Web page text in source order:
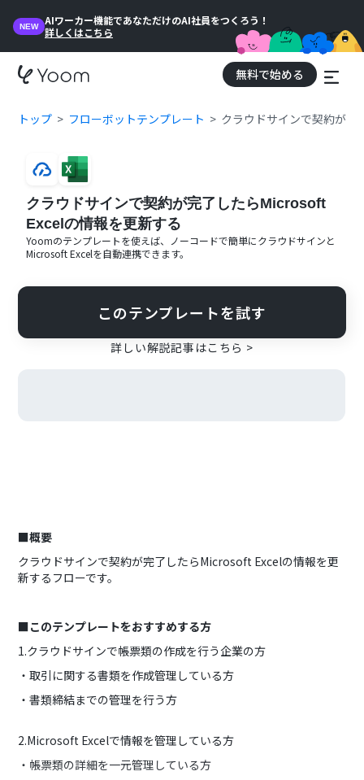
NEW
AIワーカー機能であなただけのAI社員をつくろう！
詳しくはこちら
無料で始める
トップ フローボットテンプレート クラウドサインで契約が
クラウドサインで契約が完了したらMicrosoft
Excelの情報を更新する
Yoomのテンプレートを使えば、ノーコードで簡単にクラウドサインと
Microsoft Excelを自動連携できます。
このテンプレートを試す
詳しい解説記事はこちら >
■概要
クラウドサインで契約が完了したらMicrosoft Excelの情報を更
新するフローです。
■このテンプレートをおすすめする方
1.クラウドサインで帳票類の作成を行う企業の方
・取引に関する書類を作成管理している方
・書類締結までの管理を行う方
2.Microsoft Excelで情報を管理している方
・帳票類の詳細を一元管理している方